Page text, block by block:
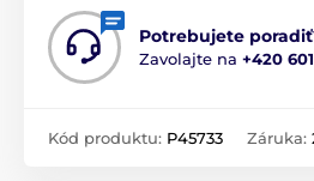
Potrebujete
Zavolajte na +420
Kód produktu: P45733 Záruka: